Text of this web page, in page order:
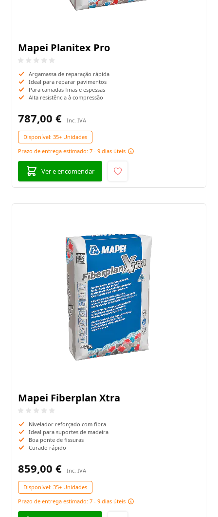
Mapei Planitex Pro
Argamassa de reparação rápida
Ideal para reparar pavimentos
Para camadas finas e espessas
Alta resistência à compressão
787,00 €
Disponível: 35+ Unidades
Prazo de entrega estimado: 7 - 9 dias úteis
Ver e encomendar
Mapei Fiberplan Xtra
Nivelador reforçado com fibra
Ideal para suportes de madeira
Boa ponte de fissuras
Curado rápido
859,00 €
Disponível: 35+ Unidades
Prazo de entrega estimado: 7 - 9 dias úteis